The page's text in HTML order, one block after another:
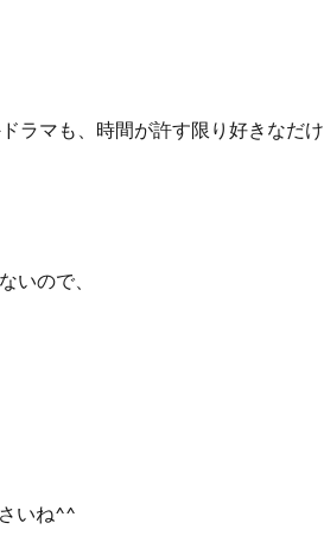
ラマも、 時間が許す限り好きなだけ
いので、
いね^^